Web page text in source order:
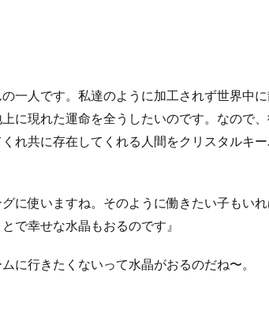
一人です。私達のように加工されず世界中
に現れた運命を全うしたいのです。なので
れ共に存在してくれる人間をクリスタルキー
に使いますね。そのように働きたい子もい
で幸せな水晶もおるのです』
に行きたくないって水晶がおるのだね〜。